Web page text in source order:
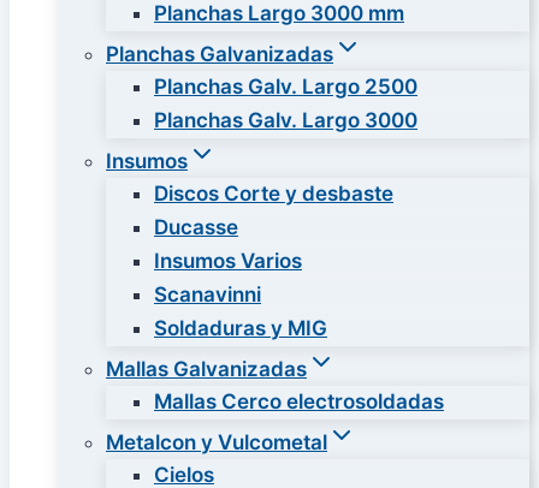
Planchas Largo 3000 mm
Planchas Galvanizadas
Planchas Galv. Largo 2500
Planchas Galv. Largo 3000
Insumos
Discos Corte y desbaste
Ducasse
Insumos Varios
Scanavinni
Soldaduras y MIG
Mallas Galvanizadas
Mallas Cerco electrosoldadas
Metalcon y Vulcometal
Cielos